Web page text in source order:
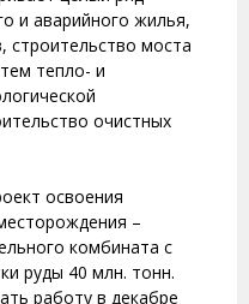
и аварийного жилья,
моста
тепло- и
очистных
освоения
–
комбината с
руды 40 млн. тонн.
работу в декабре